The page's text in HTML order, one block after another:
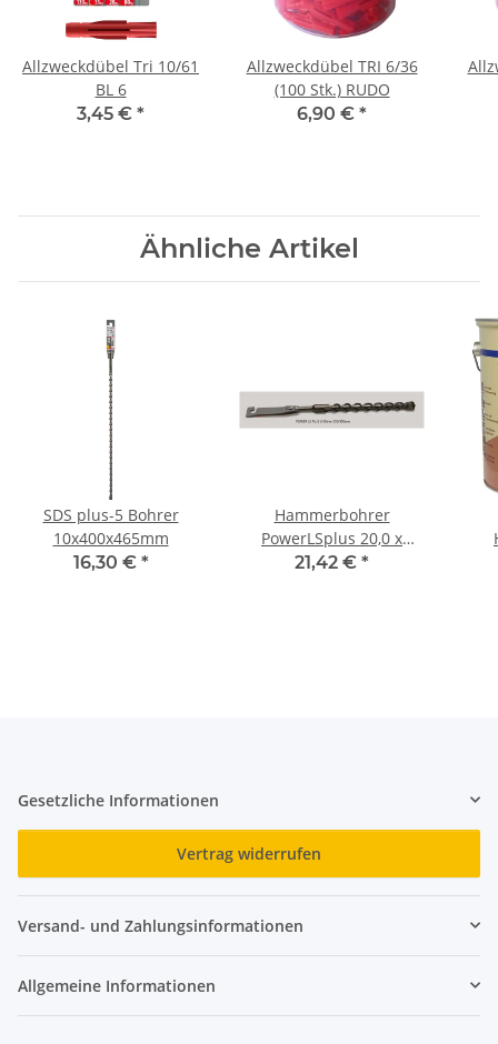
Allzweckdübel Tri 10/61
BL 6
3,45 € *
Allzweckdübel TRI 6/36
(100 Stk.) RUDO
6,90 € *
Ähnliche Artikel
SDS plus-5 Bohrer
10x400x465mm
16,30 € *
Hammerbohrer
PowerLSplus 20,0 x
300/250
21,42 € *
Gesetzliche Informationen
Vertrag widerrufen
Versand- und Zahlungsinformationen
Allgemeine Informationen